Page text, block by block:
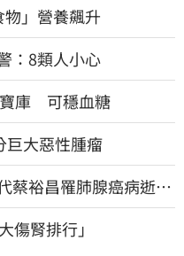
」營養飆升
：8類人小心
寶庫 可穩血糖
巨大惡性腫瘤
蔡裕昌罹肺腺癌病逝
傷腎排行」